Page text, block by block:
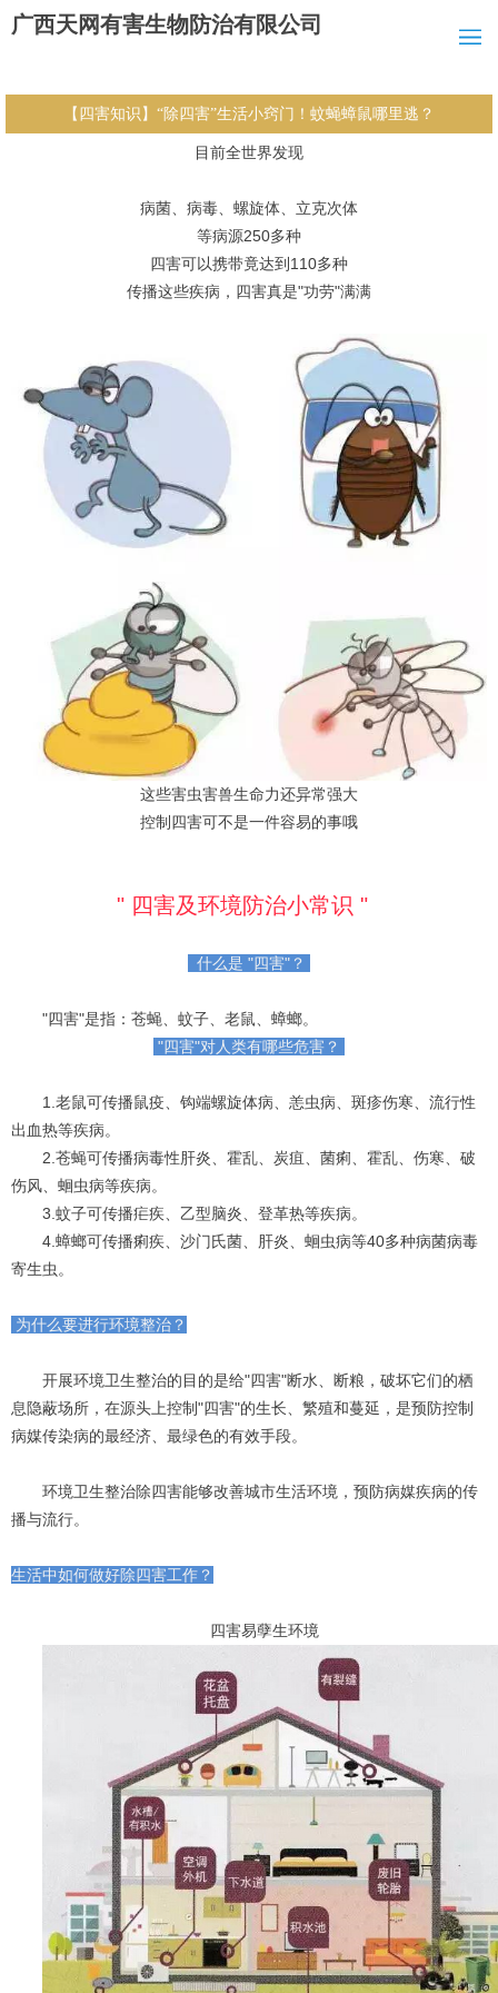
广西天网有害生物防治有限公司
【四害知识】“除四害”生活小窍门！蚊蝇蟑鼠哪里逃？
目前全世界发现
病菌、病毒、螺旋体、立克次体
等病源250多种
四害可以携带竟达到110多种
传播这些疾病，四害真是"功劳"满满
这些害虫害兽生命力还异常强大
控制四害可不是一件容易的事哦
" 四害及环境防治小常识 "
什么是 "四害"？
"四害"是指：苍蝇、蚊子、老鼠、蟑螂。
"四害"对人类有哪些危害？
1.老鼠可传播鼠疫、钩端螺旋体病、恙虫病、斑疹伤寒、流行性
出血热等疾病。
2.苍蝇可传播病毒性肝炎、霍乱、炭疽、菌痢、霍乱、伤寒、破
伤风、蛔虫病等疾病。
3.蚊子可传播疟疾、乙型脑炎、登革热等疾病。
4.蟑螂可传播痢疾、沙门氏菌、肝炎、蛔虫病等40多种病菌病毒
寄生虫。
为什么要进行环境整治？
开展环境卫生整治的目的是给"四害"断水、断粮，破坏它们的栖
息隐蔽场所，在源头上控制"四害"的生长、繁殖和蔓延，是预防控制
病媒传染病的最经济、最绿色的有效手段。
环境卫生整治除四害能够改善城市生活环境，预防病媒疾病的传
播与流行。
生活中如何做好除四害工作？
四害易孽生环境